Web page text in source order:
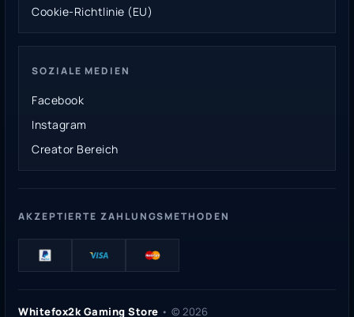
Cookie-Richtlinie (EU)
SOZIALE MEDIEN
Facebook
Instagram
Creator Bereich
AKZEPTIERTE ZAHLUNGSMETHODEN
Whitefox2k Gaming Store • © 2026